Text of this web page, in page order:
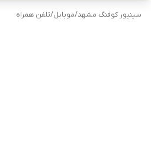
سینیور کوفنگ مشهد/موبایل/تلفن همراه